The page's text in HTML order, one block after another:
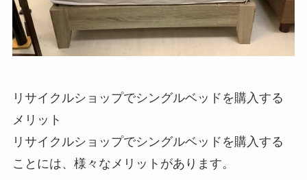
リサイクルショップでシングルベッドを購入する
メリット
リサイクルショップでシングルベッドを購入する
ことには、様々なメリットがあります。